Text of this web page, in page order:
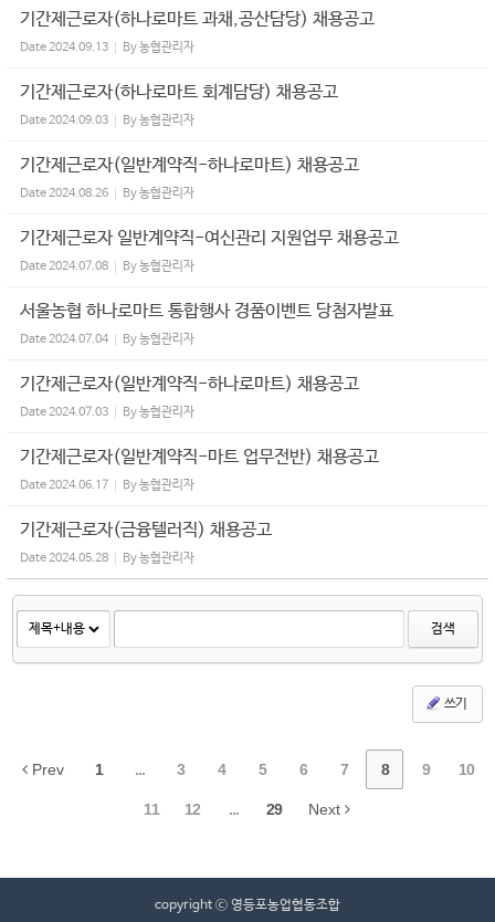
기간제근로자(하나로마트 과채,공산담당) 채용공고
Date2024.09.13 By농협관리자
기간제근로자(하나로마트 회계담당) 채용공고
Date2024.09.03 By농협관리자
기간제근로자(일반계약직-하나로마트) 채용공고
Date2024.08.26 By농협관리자
기간제근로자 일반계약직-여신관리 지원업무 채용공고
Date2024.07.08 By농협관리자
서울농협 하나로마트 통합행사 경품이벤트 당첨자발표
Date2024.07.04 By농협관리자
기간제근로자(일반계약직-하나로마트) 채용공고
Date2024.07.03 By농협관리자
기간제근로자(일반계약직-마트 업무전반) 채용공고
Date2024.06.17 By농협관리자
기간제근로자(금융텔러직) 채용공고
Date2024.05.28 By농협관리자
검색
쓰기
Prev 1 ... 3 4 5 6 7 8 9 10
11 12 ... 29 Next
copyright ⓒ 영등포농업협동조합